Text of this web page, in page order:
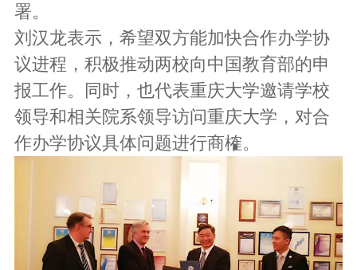
署。
刘汉龙表示，希望双方能加快合作办学协
议进程，积极推动两校向中国教育部的申
报工作。同时，也代表重庆大学邀请学校
领导和相关院系领导访问重庆大学，对合
作办学协议具体问题进行商榷。